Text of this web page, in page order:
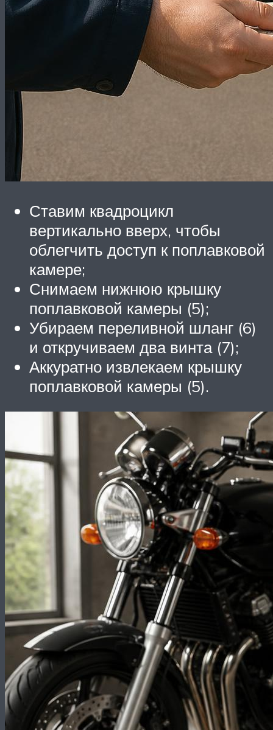
Ставим квадроцикл
вертикально вверх, чтобы
облегчить доступ к поплавковой
камере;
Снимаем нижнюю крышку
поплавковой камеры (5);
Убираем переливной шланг (6)
и откручиваем два винта (7);
Аккуратно извлекаем крышку
поплавковой камеры (5).